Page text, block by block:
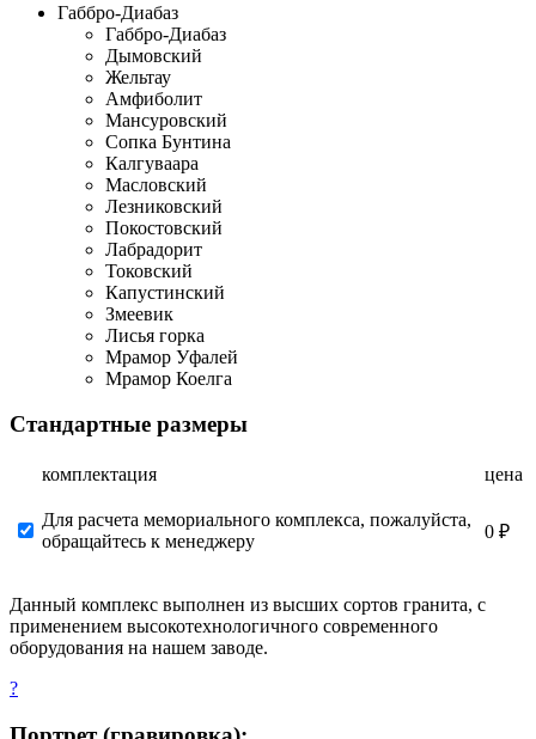
Габбро-Диабаз
Габбро-Диабаз
Дымовский
Жельтау
Амфиболит
Мансуровский
Сопка Бунтина
Калгуваара
Масловский
Лезниковский
Покостовский
Лабрадорит
Токовский
Капустинский
Змеевик
Лисья горка
Мрамор Уфалей
Мрамор Коелга
Стандартные размеры
комплектация цена
Для расчета мемориального комплекса, пожалуйста,
обращайтесь к менеджеру
0 ₽
Данный комплекс выполнен из высших сортов гранита, с
применением высокотехнологичного современного
оборудования на нашем заводе.
?